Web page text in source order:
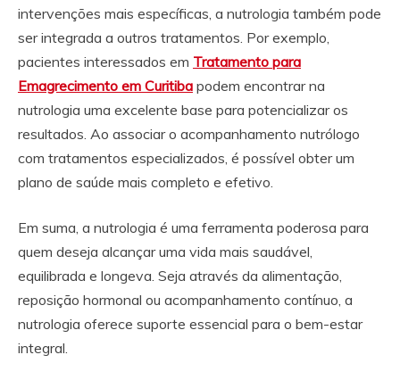
intervenções mais específicas, a nutrologia também pode
ser integrada a outros tratamentos. Por exemplo,
pacientes interessados em Tratamento para
Emagrecimento em Curitiba podem encontrar na
nutrologia uma excelente base para potencializar os
resultados. Ao associar o acompanhamento nutrólogo
com tratamentos especializados, é possível obter um
plano de saúde mais completo e efetivo.
Em suma, a nutrologia é uma ferramenta poderosa para
quem deseja alcançar uma vida mais saudável,
equilibrada e longeva. Seja através da alimentação,
reposição hormonal ou acompanhamento contínuo, a
nutrologia oferece suporte essencial para o bem-estar
integral.